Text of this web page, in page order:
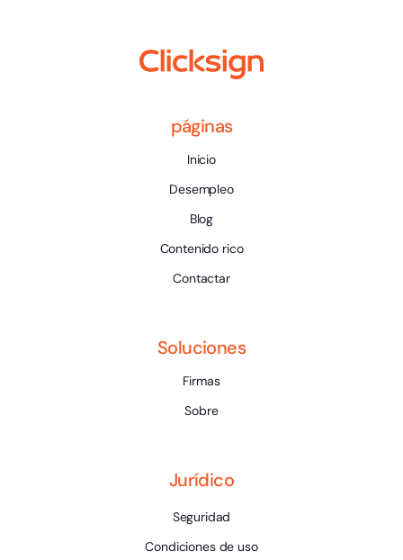
páginas
Inicio
Desempleo
Blog
Contenido rico
Contactar
Soluciones
Firmas
Sobre
Jurídico
Seguridad
Condiciones de uso